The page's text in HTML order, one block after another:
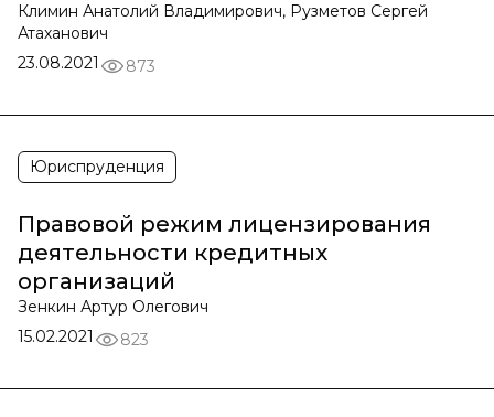
Климин Анатолий Владимирович, Рузметов Сергей
Атаханович
23.08.2021
873
Юриспруденция
Правовой режим лицензирования
деятельности кредитных
организаций
Зенкин Артур Олегович
15.02.2021
823